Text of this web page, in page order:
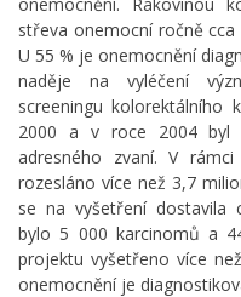
střeva onemocní ročně
U 55 % je onemocnění
naděje na vyléčení
screeningu kolorektálního
2000 a v roce 2004 byl
adresného zvaní. V
rozesláno více než 3,7
se na vyšetření dostavila
bylo 5 000 karcinomů a
projektu vyšetřeno více
onemocnění je